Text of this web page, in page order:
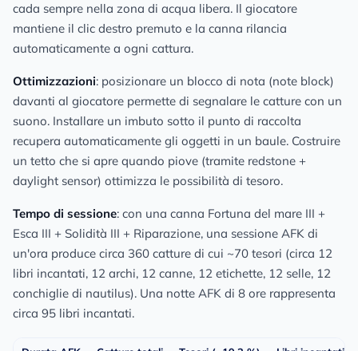
cada sempre nella zona di acqua libera. Il giocatore
mantiene il clic destro premuto e la canna rilancia
automaticamente a ogni cattura.
Ottimizzazioni: posizionare un blocco di nota (note block)
davanti al giocatore permette di segnalare le catture con un
suono. Installare un imbuto sotto il punto di raccolta
recupera automaticamente gli oggetti in un baule. Costruire
un tetto che si apre quando piove (tramite redstone +
daylight sensor) ottimizza le possibilità di tesoro.
Tempo di sessione: con una canna Fortuna del mare III +
Esca III + Solidità III + Riparazione, una sessione AFK di
un'ora produce circa 360 catture di cui ~70 tesori (circa 12
libri incantati, 12 archi, 12 canne, 12 etichette, 12 selle, 12
conchiglie di nautilus). Una notte AFK di 8 ore rappresenta
circa 95 libri incantati.